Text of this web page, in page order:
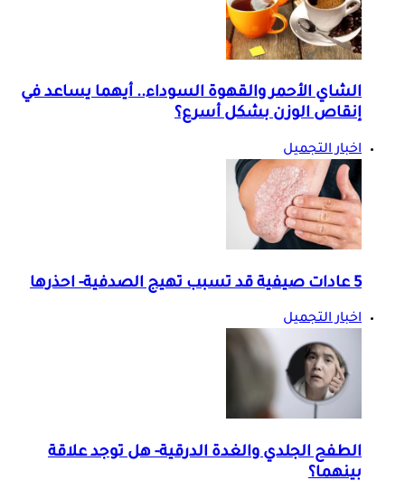
الشاي الأحمر والقهوة السوداء.. أيهما يساعد في
إنقاص الوزن بشكل أسرع؟
اخبار التجميل
5 عادات صيفية قد تسبب تهيج الصدفية- احذرها
اخبار التجميل
الطفح الجلدي والغدة الدرقية- هل توجد علاقة
بينهما؟